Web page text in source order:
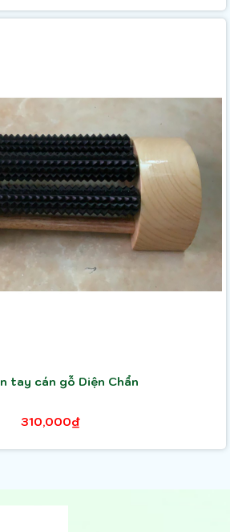
tay cán gỗ Diện Chẩn
310,000₫